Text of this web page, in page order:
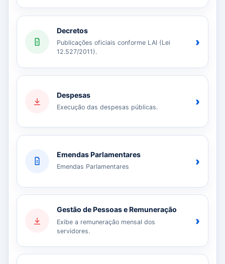
Decretos
Publicações oficiais conforme LAI (Lei
12.527/2011).
›
Despesas
Execução das despesas públicas. ›
Emendas Parlamentares
Emendas Parlamentares ›
Gestão de Pessoas e Remuneração
Exibe a remuneração mensal dos
servidores.
›